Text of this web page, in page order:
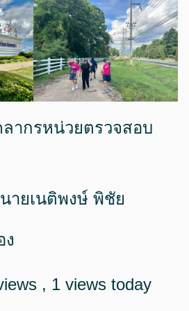
ากรหน่วยตรวจสอบ
ายเนติพงษ์ พิชัย
ง
, 1 views today